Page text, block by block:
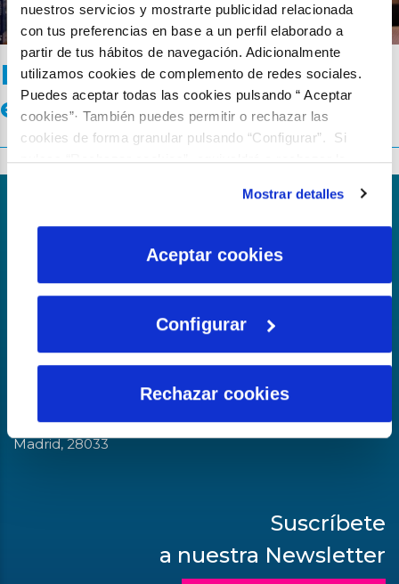
nuestros servicios y mostrarte publicidad relacionada
con tus preferencias en base a un perfil elaborado a
partir de tus hábitos de navegación. Adicionalmente
utilizamos cookies de complemento de redes sociales.
Puedes aceptar todas las cookies pulsando “ Aceptar
cookies”· También puedes permitir o rechazar las
cookies de forma granular pulsando “Configurar”. Si
pulsas “Rechazar cookies”, equivaldrá a rechazar la
son indispensables para que el sitio web funcione y que
por tanto no se pueden desactivar. Puedes consultar
Política de Cookies
Mostrar detalles
Aceptar cookies
Configurar
Rechazar cookies
La importancia del ozono
en la Tierra
Sede central
Calle Serrano Galvache, n.º 56
Complejo Empresarial Parque Norte
Edificio La Encina
Madrid, 28033
Suscríbete
a nuestra Newsletter